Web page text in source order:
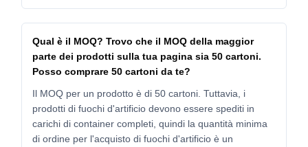
Qual è il MOQ? Trovo che il MOQ della maggior
parte dei prodotti sulla tua pagina sia 50 cartoni.
Posso comprare 50 cartoni da te?
Il MOQ per un prodotto è di 50 cartoni. Tuttavia, i
prodotti di fuochi d'artificio devono essere spediti in
carichi di container completi, quindi la quantità minima
di ordine per l'acquisto di fuochi d'artificio è un